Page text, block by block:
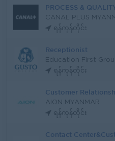
PROCESS &
CANAL PLUS
ရန်ကုန်တိုင်း
Receptionist
Education First
ရန်ကုန်တိုင်း
Customer
AION MYANMAR
ရန်ကုန်တိုင်း
Contact